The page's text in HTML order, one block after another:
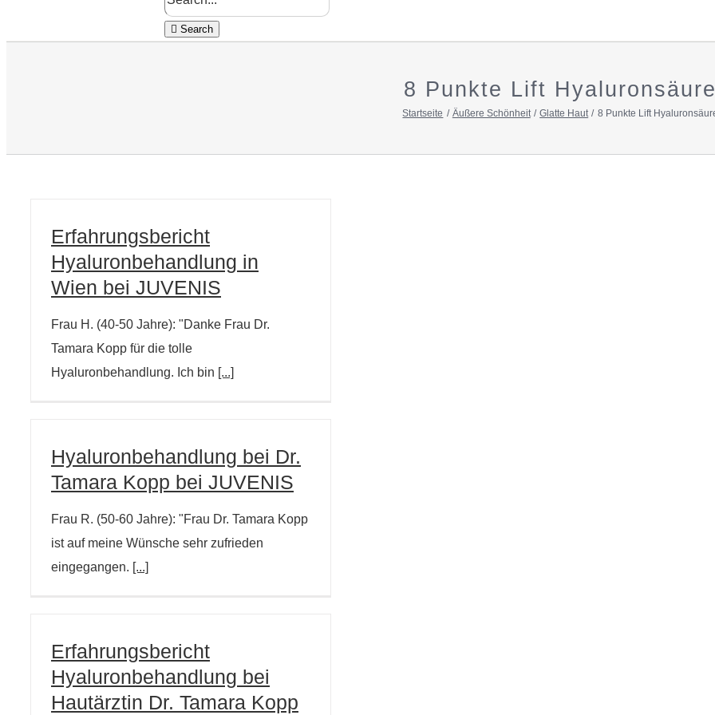
Search
8 Punkte Lift
Startseite Äußere Schönheit Glatte Haut 8 Punkte Lift
Erfahrungsbericht
Hyaluronbehandlung in
Wien bei JUVENIS
Frau H. (40-50 Jahre): "Danke Frau Dr.
Tamara Kopp für die tolle
Hyaluronbehandlung. Ich bin [...]
Hyaluronbehandlung bei Dr.
Tamara Kopp bei JUVENIS
Frau R. (50-60 Jahre): "Frau Dr. Tamara Kopp
ist auf meine Wünsche sehr zufrieden
eingegangen. [...]
Erfahrungsbericht
Hyaluronbehandlung bei
Hautärztin Dr. Tamara Kopp